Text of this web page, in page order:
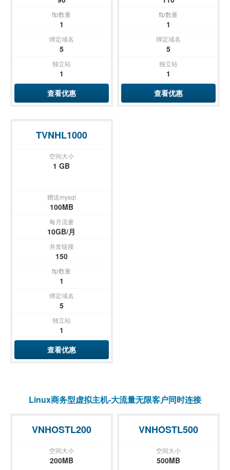
ftp数量
1
绑定域名
5
独立站
1
查看优惠
ftp数量
1
绑定域名
5
独立站
1
查看优惠
TVNHL1000
空间大小
1 GB
赠送mysql
100MB
每月流量
10GB/月
并发链接
150
ftp数量
1
绑定域名
5
独立站
1
查看优惠
Linux商务型虚拟主机-大流量无限客户同时连接
VNHOSTL200
空间大小
200MB
VNHOSTL500
空间大小
500MB